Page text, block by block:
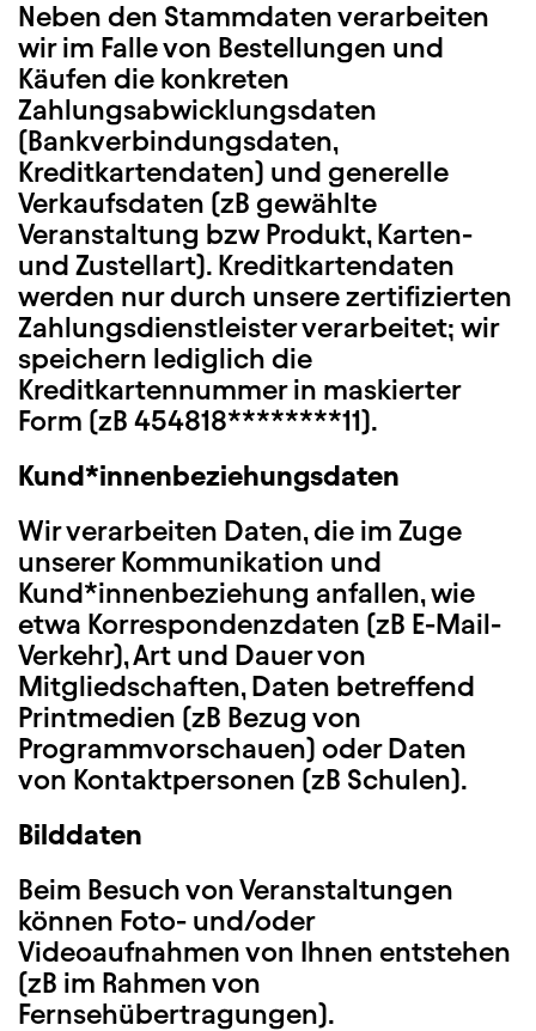
Neben den Stammdaten verarbeiten
wir im Falle von Bestellungen und
Käufen die konkreten
Zahlungsabwicklungsdaten
(Bankverbindungsdaten,
Kreditkartendaten) und generelle
Verkaufsdaten (zB gewählte
Veranstaltung bzw Produkt, Karten-
und Zustellart). Kreditkartendaten
werden nur durch unsere zertifizierten
Zahlungsdienstleister verarbeitet; wir
speichern lediglich die
Kreditkartennummer in maskierter
Form (zB 454818********11).
Kund*innenbeziehungsdaten
Wir verarbeiten Daten, die im Zuge
unserer Kommunikation und
Kund*innenbeziehung anfallen, wie
etwa Korrespondenzdaten (zB E-Mail-
Verkehr), Art und Dauer von
Mitgliedschaften, Daten betreffend
Printmedien (zB Bezug von
Programmvorschauen) oder Daten
von Kontaktpersonen (zB Schulen).
Bilddaten
Beim Besuch von Veranstaltungen
können Foto- und/oder
Videoaufnahmen von Ihnen entstehen
(zB im Rahmen von
Fernsehübertragungen).